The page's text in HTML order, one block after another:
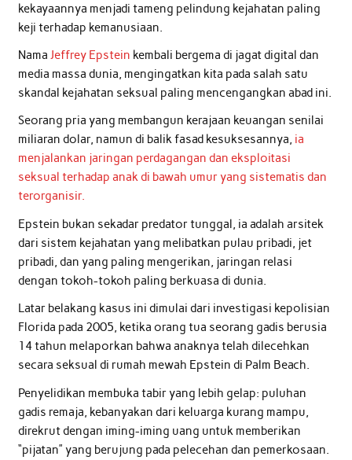
kekayaannya menjadi tameng pelindung kejahatan paling
keji terhadap kemanusiaan.
Nama Jeffrey Epstein kembali bergema di jagat digital dan
media massa dunia, mengingatkan kita pada salah satu
skandal kejahatan seksual paling mencengangkan abad ini.
Seorang pria yang membangun kerajaan keuangan senilai
miliaran dolar, namun di balik fasad kesuksesannya, ia
menjalankan jaringan perdagangan dan eksploitasi
seksual terhadap anak di bawah umur yang sistematis dan
terorganisir.
Epstein bukan sekadar predator tunggal, ia adalah arsitek
dari sistem kejahatan yang melibatkan pulau pribadi, jet
pribadi, dan yang paling mengerikan, jaringan relasi
dengan tokoh-tokoh paling berkuasa di dunia.
Latar belakang kasus ini dimulai dari investigasi kepolisian
Florida pada 2005, ketika orang tua seorang gadis berusia
14 tahun melaporkan bahwa anaknya telah dilecehkan
secara seksual di rumah mewah Epstein di Palm Beach.
Penyelidikan membuka tabir yang lebih gelap: puluhan
gadis remaja, kebanyakan dari keluarga kurang mampu,
direkrut dengan iming-iming uang untuk memberikan
“pijatan” yang berujung pada pelecehan dan pemerkosaan.